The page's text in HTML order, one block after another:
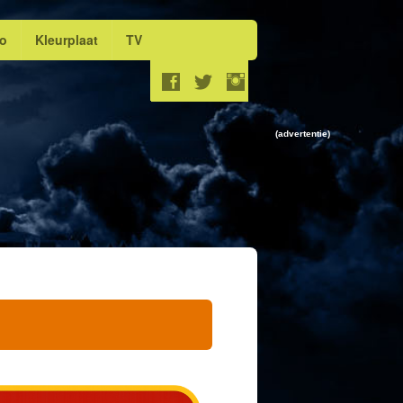
Kleurplaat TV
(advertentie)